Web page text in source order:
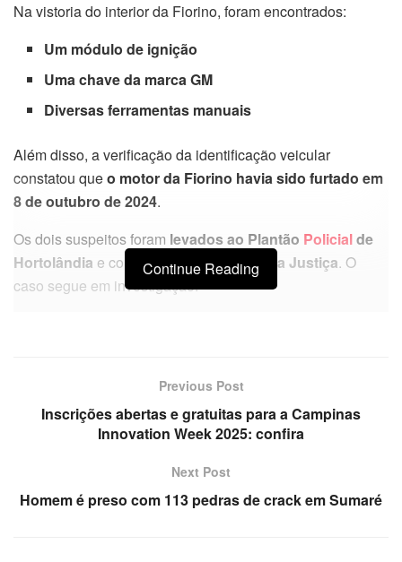
Na vistoria do interior da Fiorino, foram encontrados:
Um módulo de ignição
Uma chave da marca GM
Diversas ferramentas manuais
Além disso, a verificação da identificação veicular
constatou queo motor da Fiorino havia sido furtado em
8 de outubro de 2024.
Os dois suspeitos foram levados ao Plantão Policialde
Hortolândia e colocadosà disposição da Justiça. O
caso segue em investigação.
Continue Reading
Previous Post
Inscrições abertas e gratuitas para a Campinas
Innovation Week 2025: confira
Next Post
Homem é preso com 113 pedras de crack em Sumaré